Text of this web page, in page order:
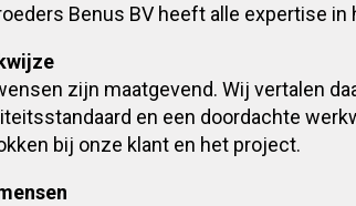
Benus BV heeft alle expertise
zijn maatgevend. Wij vertalen
en een doordachte
bij onze klant en het project.